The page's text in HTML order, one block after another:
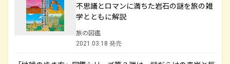
不思議とロマンに満ちた岩石の謎を旅の雑
学とともに解説
旅の図鑑
2021.03.18 発売